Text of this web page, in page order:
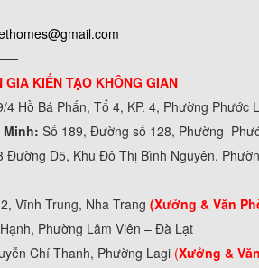
KIẾN TẠO KHÔNG GIAN
4 Hồ Bá Phấn, Tổ 4, KP. 4, Phường Phước
Minh: Số 189, Đường số 128, Phường
Đường D5, Khu Đô Thị Bình Nguyên,
Vĩnh Trung, Nha Trang (Xưởng & Văn
Phường Lâm Viên – Đà Lạt
Chí Thanh, Phường Lagi (Xưởng &